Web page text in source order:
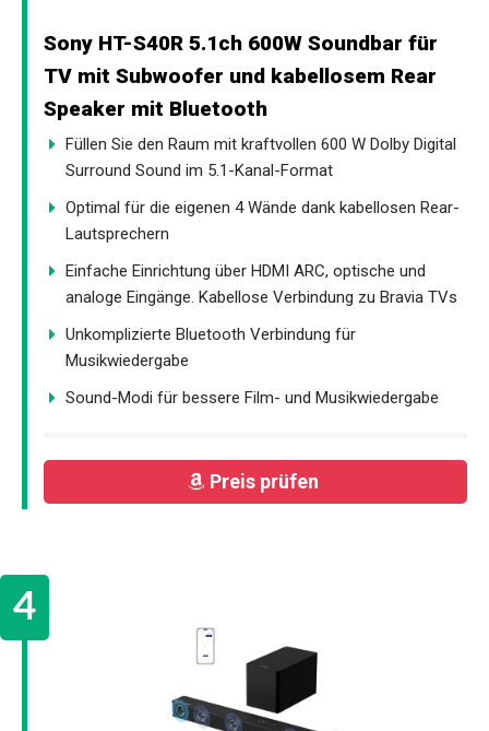
Sony HT-S40R 5.1ch 600W Soundbar für
TV mit Subwoofer und kabellosem Rear
Speaker mit Bluetooth
Füllen Sie den Raum mit kraftvollen 600 W Dolby Digital
Surround Sound im 5.1-Kanal-Format
Optimal für die eigenen 4 Wände dank kabellosen Rear-
Lautsprechern
Einfache Einrichtung über HDMI ARC, optische und
analoge Eingänge. Kabellose Verbindung zu Bravia TVs
Unkomplizierte Bluetooth Verbindung für
Musikwiedergabe
Sound-Modi für bessere Film- und Musikwiedergabe
Preis prüfen